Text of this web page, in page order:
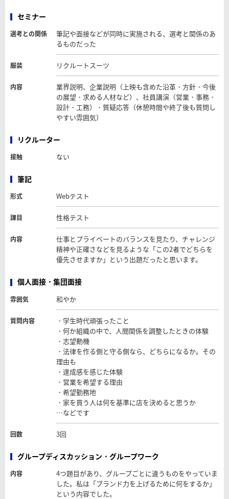
セミナー
選考との関係
筆記や面接などが同時に実施される、選考と関係のあ
るものだった
服装 リクルートスーツ
内容
業界説明、企業説明（上映も含めた沿革・方針・今後
の展望・求める人材など）、社員講演（営業・事務・
設計・工務）・質疑応答（休憩時間や終了後も質問し
やすい雰囲気）
リクルーター
接触 ない
筆記
形式 Webテスト
課目 性格テスト
内容
仕事とプライベートのバランスを見たり、チャレンジ
精神や正確さなどを見るような「この2者でどちらを
優先させますか」という出題だったと思います。
個人面接・集団面接
雰囲気 和やか
質問内容
・学生時代頑張ったこと
・何か組織の中で、人間関係を調整したときの体験
・志望動機
・法律を作る側と守る側なら、どちらになるか。その
理由も
・達成感を感じた体験
・営業を希望する理由
・希望勤務地
・家を買う人は何を基準に店を決めると思うか
…などです
回数 3回
グループディスカッション・グループワーク
内容
4つ題目があり、グループごとに違うものをやっていま
した。私は「ブランド力を上げるために何をするか」
という内容でした。